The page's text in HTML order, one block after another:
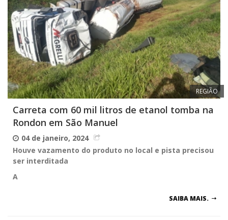
REGIÃO
Carreta com 60 mil litros de etanol tomba na
Rondon em São Manuel
04 de janeiro, 2024
Houve vazamento do produto no local e pista precisou
ser interditada
A
SAIBA MAIS.